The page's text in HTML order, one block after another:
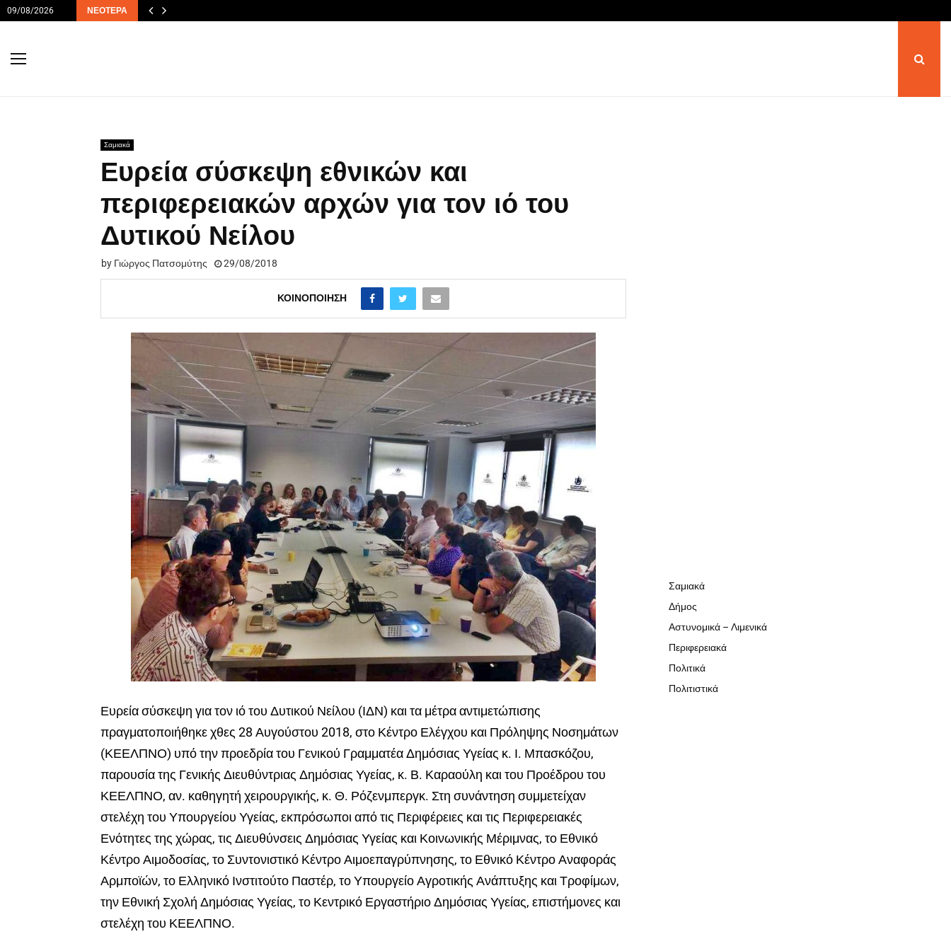
09/08/2026 ΝΕΌΤΕΡΑ
Σαμιακά
Ευρεία σύσκεψη εθνικών και
περιφερειακών αρχών για τον ιό του
Δυτικού Νείλου
by Γιώργος Πατσομύτης 29/08/2018
ΚΟΙΝΟΠΟΊΗΣΗ
Ευρεία σύσκεψη για τον ιό του Δυτικού Νείλου (ΙΔΝ) και τα μέτρα αντιμετώπισης
πραγματοποιήθηκε χθες 28 Αυγούστου 2018, στο Κέντρο Ελέγχου και Πρόληψης Νοσημάτων
(ΚΕΕΛΠΝΟ) υπό την προεδρία του Γενικού Γραμματέα Δημόσιας Υγείας κ. Ι. Μπασκόζου,
παρουσία της Γενικής Διευθύντριας Δημόσιας Υγείας, κ. Β. Καραούλη και του Προέδρου του
ΚΕΕΛΠΝΟ, αν. καθηγητή χειρουργικής, κ. Θ. Ρόζενμπεργκ. Στη συνάντηση συμμετείχαν
στελέχη του Υπουργείου Υγείας, εκπρόσωποι από τις Περιφέρειες και τις Περιφερειακές
Ενότητες της χώρας, τις Διευθύνσεις Δημόσιας Υγείας και Κοινωνικής Μέριμνας, το Εθνικό
Κέντρο Αιμοδοσίας, το Συντονιστικό Κέντρο Αιμοεπαγρύπνησης, το Εθνικό Κέντρο Αναφοράς
Αρμποϊών, το Ελληνικό Ινστιτούτο Παστέρ, το Υπουργείο Αγροτικής Ανάπτυξης και Τροφίμων,
την Εθνική Σχολή Δημόσιας Υγείας, το Κεντρικό Εργαστήριο Δημόσιας Υγείας, επιστήμονες και
στελέχη του ΚΕΕΛΠΝΟ.
Σαμιακά
Δήμος
Αστυνομικά – Λιμενικά
Περιφερειακά
Πολιτικά
Πολιτιστικά